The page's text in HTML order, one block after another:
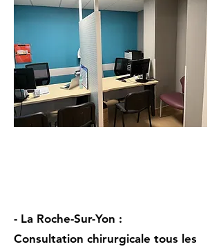
- La Roche-Sur-Yon :
Consultation chirurgicale tous les